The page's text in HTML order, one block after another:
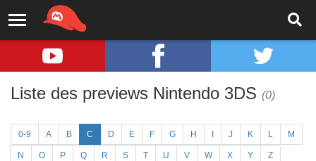
Liste des previews Nintendo 3DS (0)
0-9 A B C D E F G H J K L M
N O P Q R S T U V W X Y Z